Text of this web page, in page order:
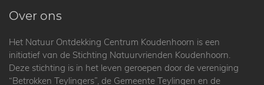
Over ons
Het Natuur Ontdekking Centrum Koudenhoorn is een
initiatief van de Stichting Natuurvrienden Koudenhoorn.
Deze stichting is in het leven geroepen door de vereniging
“Betrokken Teylingers”, de Gemeente Teylingen en de